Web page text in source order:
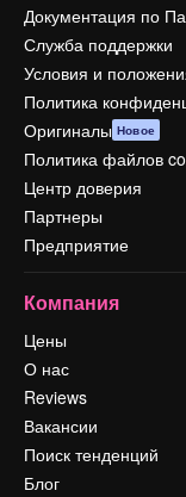
Документация по
Служба поддержки
Условия и
Политика
Оригиналы Новое
Политика файлов
Центр доверия
Партнеры
Предприятие
Компания
Цены
О нас
Reviews
Вакансии
Поиск тенденций
Блог